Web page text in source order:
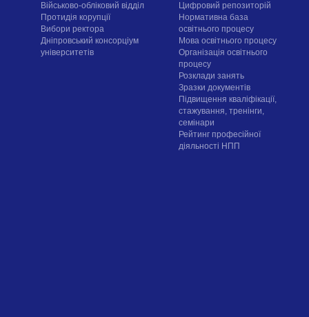
Військово-обліковий відділ
Протидія корупції
Вибори ректора
Дніпровський консорціум
університетів
Цифровий репозиторій
Нормативна база
освітнього процесу
Мова освітнього процесу
Організація освітнього
процесу
Розклади занять
Зразки документів
Підвищення кваліфікації,
стажування, тренінги,
семінари
Рейтинг професійної
діяльності НПП